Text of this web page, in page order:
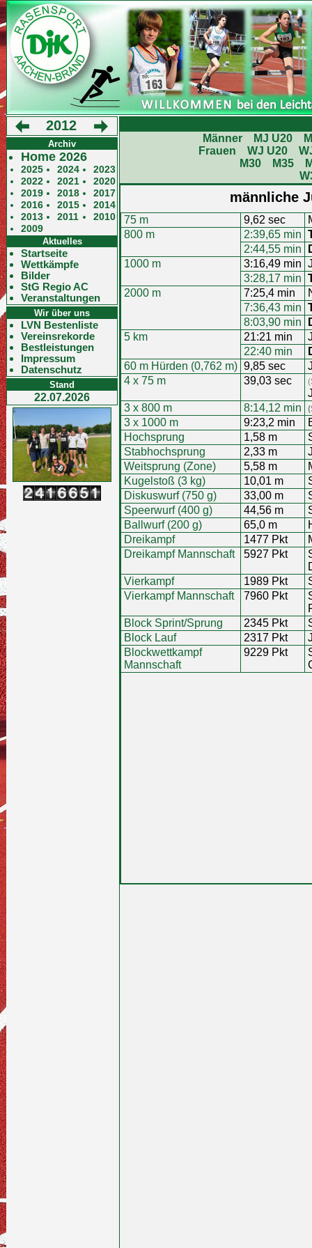
2012
Archiv
Home 2026
2025 2024
2023
2022
2021
2020
2019
2018
2017
2016
2015
2014
2013
2011
2010
2009
Aktuelles
Startseite
Wettkämpfe
Bilder
StG Regio AC
Veranstaltungen
Wir über uns
LVN Bestenliste
Vereinsrekorde
Bestleistungen
Impressum
Datenschutz
Stand
22.07.2026
Männer MJ U20
Frauen
WJ U20
M30
M35
männliche
75 m 9,62 sec
800 m
2:39,65 min
2:44,55 min
1000 m
3:16,49 min
3:28,17 min
2000 m
7:25,4 min
7:36,43 min
8:03,90 min
5 km
21:21 min
22:40 min
60 m Hürden (0,762 m) 9,85 sec
4 x 75 m
39,03 sec
3 x 800 m
8:14,12 min
3 x 1000 m 9:23,2 min
Hochsprung
1,58 m
Stabhochsprung
2,33 m
Weitsprung (Zone)
5,58 m
Kugelstoß (3 kg)
10,01 m
Diskuswurf (750 g)
33,00 m
Speerwurf (400 g)
44,56 m
Ballwurf (200 g)
65,0 m
Dreikampf
1477 Pkt
Dreikampf Mannschaft
5927 Pkt
Vierkampf
1989 Pkt
Vierkampf Mannschaft
7960 Pkt
Block Sprint/Sprung
2345 Pkt
Block Lauf
2317 Pkt
Blockwettkampf
Mannschaft
9229 Pkt